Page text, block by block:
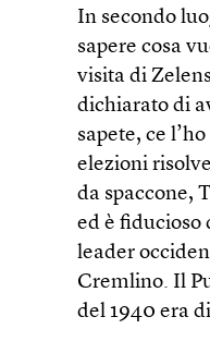
In secondo
sapere cosa
visita di
dichiarato di
sapete, ce
elezioni
da spaccone,
ed è fiducioso
leader
Cremlino. Il
del 1940 era